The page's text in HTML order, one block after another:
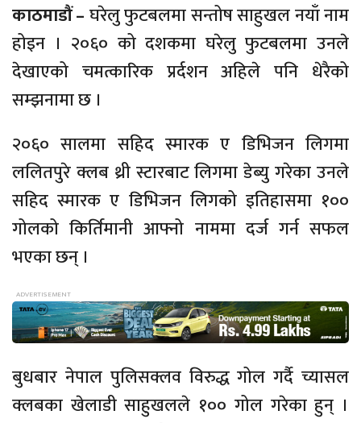
काठमाडौं –घरेलु फुटबलमा सन्तोष साहुखल नयाँ नाम
होइन । २०६० को दशकमा घरेलु फुटबलमा उनले
देखाएको चमत्कारिक प्रर्दशन अहिले पनि धेरैको
सम्झनामा छ ।
२०६० सालमा सहिद स्मारक ए डिभिजन लिगमा
ललितपुरे क्लब थ्री स्टारबाट लिगमा डेब्यु गरेका उनले
सहिद स्मारक ए डिभिजन लिगको इतिहासमा १००
गोलको किर्तिमानी आफ्नो नाममा दर्ज गर्न सफल
भएका छन् ।
बुधबार नेपाल पुलिसक्लव विरुद्ध गोल गर्दै च्यासल
क्लबका खेलाडी साहुखलले १०० गोल गरेका हुन् ।